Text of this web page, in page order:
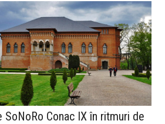
SoNoRo Conac IX în ritmuri de